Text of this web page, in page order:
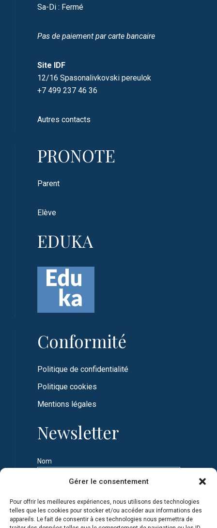
Gérer le consentement
Pour offrir les meilleures expériences, nous utilisons des technologies
telles que les cookies pour stocker et/ou accéder aux informations des
appareils. Le fait de consentir à ces technologies nous permettra de
Sa-Di : Fermé
Pas de paiement par carte bancaire
Site IDF
12/16 Spasonalivkovski pereulok
+7 499 237 46 36
Autres contacts
PRONOTE
Parent
Elève
EDUKA
Conformité
Politique de confidentialité
Politique cookies
Mentions légales
Newsletter
Nom